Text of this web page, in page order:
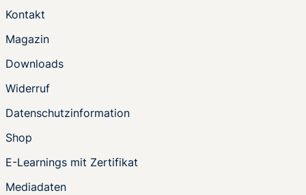
Kontakt
Magazin
Downloads
Widerruf
Datenschutzinformation
Shop
E-Learnings mit Zertifikat
Mediadaten